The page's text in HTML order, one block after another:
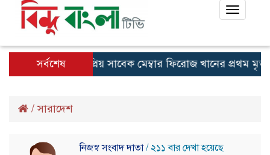
Toggle
সর্বশেষ
রাইপাড়ার জনপ্রিয় সাবেক মেম্বার ফিরোজ খানের প্রথম
/সারাদেশ
নিজস্ব সংবাদ দাতা/ ২১১ বার দেখা হয়েছে